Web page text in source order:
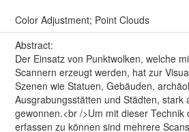
Color Adjustment; Point Clouds
Abstract:
Der Einsatz von Punktwolken, welche
Scannern erzeugt werden, hat zur
Szenen wie Statuen, Gebäuden,
Ausgrabungsstätten und Städten, stark
gewonnen.<br />Um mit dieser Technik
erfassen zu können sind mehrere